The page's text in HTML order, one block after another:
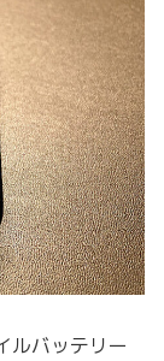
ルバッテリー